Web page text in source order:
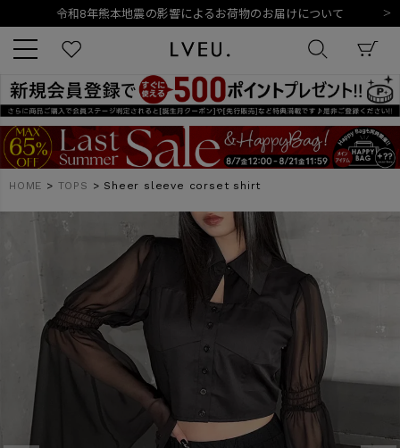
10,000円以上ご購入で送料無料
夏季休業日のご案内
令和8年熊本地震の影響によるお荷物のお届けについて
キーワード
商品番号
販売タイプ
SALE
商品タイプ
HOME TOPS Sheer sleeve corset shirt